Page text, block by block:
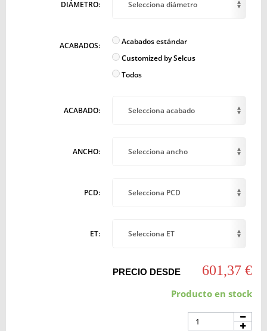
DIÁMETRO: Selecciona diámetro
ACABADOS:
Acabados estándar
Customized by Selcus
Todos
ACABADO: Selecciona acabado
ANCHO: Selecciona ancho
PCD: Selecciona PCD
ET: Selecciona ET
PRECIO DESDE 601,37 €
Producto en stock